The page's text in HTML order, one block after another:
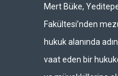
Mert Büke,
Fakültesi’nden
hukuk alanında
vaat eden bir